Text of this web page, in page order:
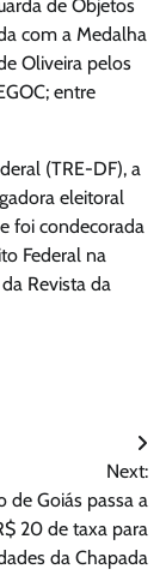
de Objetos
com a Medalha
Oliveira pelos
entre
(TRE-DF), a
eleitoral
foi condecorada
Federal na
Revista da
Next:
de Goiás passa a
20 de taxa para
da Chapada